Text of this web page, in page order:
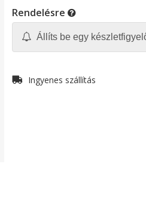
Rendelésre
Állíts be egy
Ingyenes szállítás